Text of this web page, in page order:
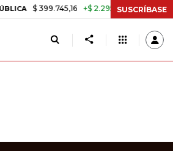
$ 399.745,16 +$ 2.295,71 +0,58% TASA
SUSCRÍBASE